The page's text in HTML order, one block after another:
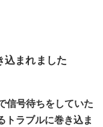
込まれました
信号待ちをしていた
トラブルに巻き込ま